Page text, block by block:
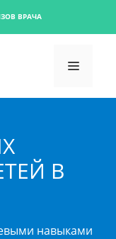
ВРАЧА
В
навыками